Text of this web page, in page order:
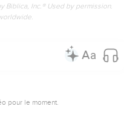
Biblica, Inc.® Used by permission.
pour le moment.